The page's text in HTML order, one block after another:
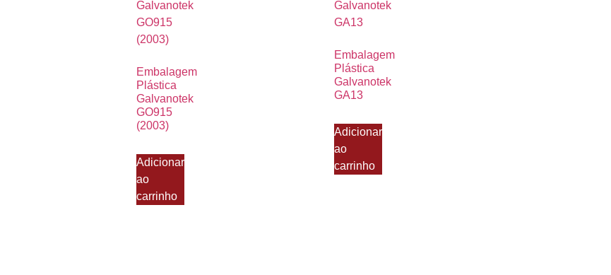
Embalagem
Plástica
Galvanotek
GO915
(2003)
Adicionar
ao
carrinho
Embalagem
Plástica
Galvanotek
GA13
Adicionar
ao
carrinho